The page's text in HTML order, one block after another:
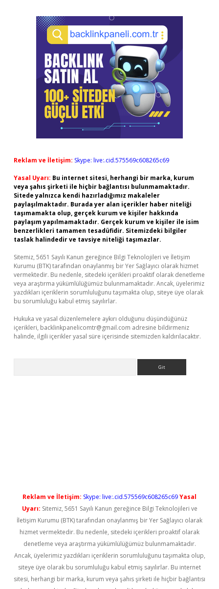
Reklam ve İletişim: Skype: live:.cid.575569c608265c69
Yasal Uyarı: Bu internet sitesi, herhangi bir marka, kurum
veya şahıs şirketi ile hiçbir bağlantısı bulunmamaktadır.
Sitede yalnızca kendi hazırladığımız makaleler
paylaşılmaktadır. Burada yer alan içerikler haber niteliği
taşımamakta olup, gerçek kurum ve kişiler hakkında
paylaşım yapılmamaktadır. Gerçek kurum ve kişiler ile isim
benzerlikleri tamamen tesadüfidir. Sitemizdeki bilgiler
taslak halindedir ve tavsiye niteliği taşımazlar.
Sitemiz, 5651 Sayılı Kanun gereğince Bilgi Teknolojileri ve İletişim
Kurumu (BTK) tarafından onaylanmış bir Yer Sağlayıcı olarak hizmet
vermektedir. Bu nedenle, sitedeki içerikleri proaktif olarak denetleme
veya araştırma yükümlülüğümüz bulunmamaktadır. Ancak, üyelerimiz
yazdıkları içeriklerin sorumluluğunu taşımakta olup, siteye üye olarak
bu sorumluluğu kabul etmiş sayılırlar.
Hukuka ve yasal düzenlemelere aykırı olduğunu düşündüğünüz
içerikleri, backlinkpanelicomtr@gmail.com adresine bildirmeniz
halinde, ilgili içerikler yasal süre içerisinde sitemizden kaldırılacaktır.
Reklam ve İletişim: Skype: live:.cid.575569c608265c69Yasal
Uyarı: Sitemiz, 5651 Sayılı Kanun gereğince Bilgi Teknolojileri ve
İletişim Kurumu (BTK) tarafından onaylanmış bir Yer Sağlayıcı olarak
hizmet vermektedir. Bu nedenle, sitedeki içerikleri proaktif olarak
denetleme veya araştırma yükümlülüğümüz bulunmamaktadır.
Ancak, üyelerimiz yazdıkları içeriklerin sorumluluğunu taşımakta olup,
siteye üye olarak bu sorumluluğu kabul etmiş sayılırlar. Bu internet
sitesi, herhangi bir marka, kurum veya şahıs şirketi ile hiçbir bağlantısı